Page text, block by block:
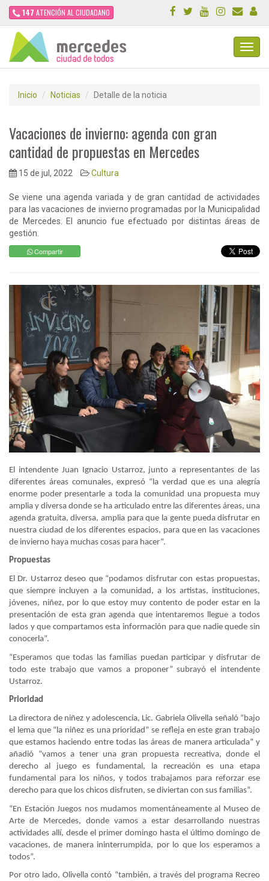
147 ATENCIÓN AL CIUDADANO
Inicio Noticias Detalle de la noticia
Vacaciones de invierno: agenda con gran
cantidad de propuestas en Mercedes
15 de jul, 2022 Cultura
Se viene una agenda variada y de gran cantidad de actividades
para las vacaciones de invierno programadas por la Municipalidad
de Mercedes. El anuncio fue efectuado por distintas áreas de
gestión.
Compartir
El intendente Juan Ignacio Ustarroz, junto a representantes de las
diferentes áreas comunales, expresó “la verdad que es una alegría
enorme poder presentarle a toda la comunidad una propuesta muy
amplia y diversa donde se ha articulado entre las diferentes áreas, una
agenda gratuita, diversa, amplia para que la gente pueda disfrutar en
nuestra ciudad de los diferentes espacios, para que en las vacaciones
de invierno haya muchas cosas para hacer”.
Propuestas
El Dr. Ustarroz deseo que “podamos disfrutar con estas propuestas,
que siempre incluyen a la comunidad, a los artistas, instituciones,
jóvenes, niñez, por lo que estoy muy contento de poder estar en la
presentación de esta gran agenda que intentaremos llegue a todos
lados y que compartamos esta información para que nadie quede sin
conocerla”.
“Esperamos que todas las familias puedan participar y disfrutar de
todo este trabajo que vamos a proponer” subrayó el intendente
Ustarroz.
Prioridad
La directora de niñez y adolescencia, Lic. Gabriela Olivella señaló “bajo
el lema que “la niñez es una prioridad” se refleja en este gran trabajo
que estamos haciendo entre todas las áreas de manera articulada” y
añadió “vamos a tener una gran propuesta recreativa, donde el
derecho al juego es fundamental, la recreación es una etapa
fundamental para los niños, y todos trabajamos para reforzar ese
derecho para que los chicos disfruten, se diviertan con sus familias”.
“En Estación Juegos nos mudamos momentáneamente al Museo de
Arte de Mercedes, donde vamos a estar desarrollando nuestras
actividades allí, desde el primer domingo hasta el último domingo de
vacaciones, de manera ininterrumpida, por lo que los esperamos a
todos”.
Por otro lado, Olivella contó “también, a través del programa Recreo